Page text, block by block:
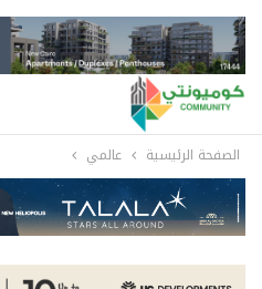
الصفحة الرئيسية عالمي